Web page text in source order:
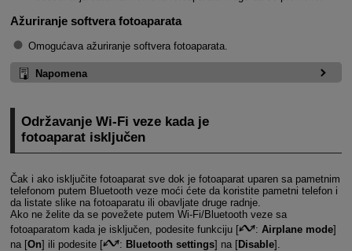
Ažuriranje softvera fotoaparata
Omogućava ažuriranje softvera fotoaparata.
Napomena
OdržavanjeWi-Fi veze kada je
fotoaparat isključen
Čak i ako isključite fotoaparat sve dok je fotoaparat uparen sa pametnim
telefonom putem Bluetooth veze moći ćete da koristite pametni telefon i
da listate slike na fotoaparatu ili obavljate druge radnje.
Ako ne želite da se povežete putem Wi-Fi/Bluetooth veze sa
fotoaparatom kada je isključen, podesite funkciju [
: Airplane mode]
na [On] ili podesite [ : Bluetooth settings] na [Disable].